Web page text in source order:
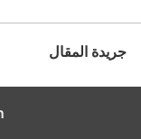
جريدة المقال